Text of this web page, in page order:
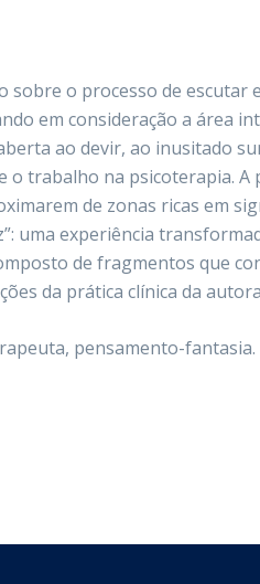
o processo de escutar
em consideração a área
ao devir, ao inusitado
trabalho na psicoterapia. A
de zonas ricas em
uma experiência
de fragmentos que
da prática clínica da
pensamento-fantasia.